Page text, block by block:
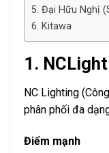
5. Đại Hữu Nghị
6. Kitawa
1.
NC Lighting
phân phối đa
Điểm mạnh